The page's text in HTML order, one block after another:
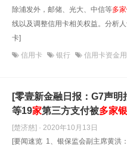
除浦发外，邮储、光大、中信等多家
线以及调整信用卡相关权益。分析
卡]
信用卡 银行 信用卡资金
[零壹新金融日报：G7声
等19家第三方支付被多家
[楚济慈] · 2020年10月13日
[要闻速览 1、银保监会副主席黄洪